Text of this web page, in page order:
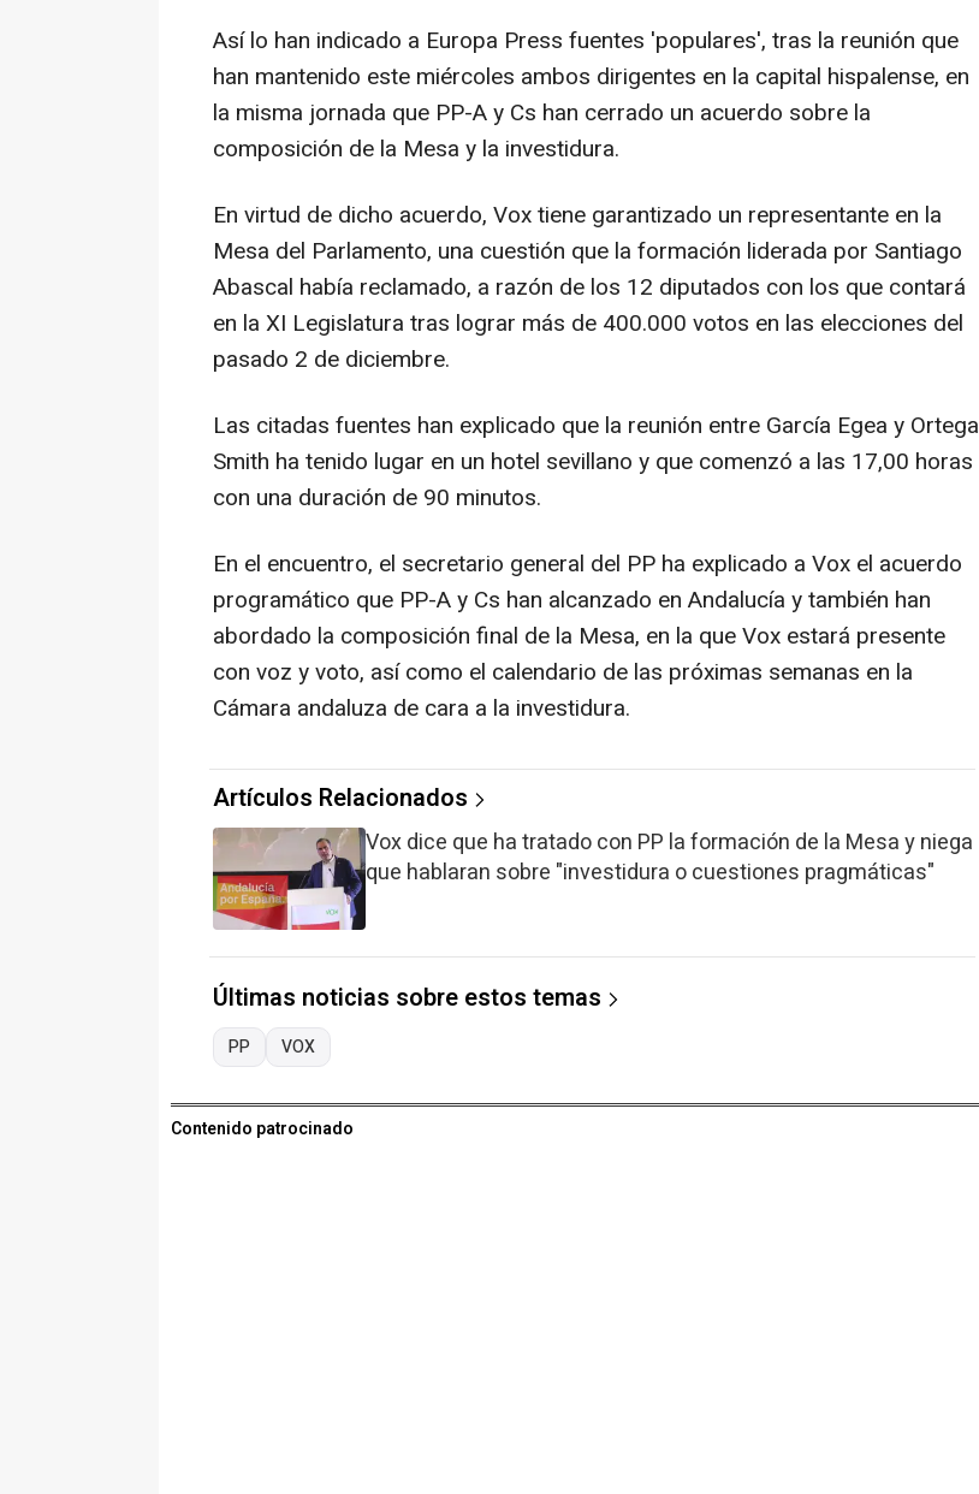
Así lo han indicado a Europa Press fuentes 'populares', tras la reunión que
han mantenido este miércoles ambos dirigentes en la capital hispalense, en
la misma jornada que PP-A y Cs han cerrado un acuerdo sobre la
composición de la Mesa y la investidura.
En virtud de dicho acuerdo, Vox tiene garantizado un representante en la
Mesa del Parlamento, una cuestión que la formación liderada por Santiago
Abascal había reclamado, a razón de los 12 diputados con los que contará
en la XI Legislatura tras lograr más de 400.000 votos en las elecciones del
pasado 2 de diciembre.
Las citadas fuentes han explicado que la reunión entre García Egea y Ortega
Smith ha tenido lugar en un hotel sevillano y que comenzó a las 17,00 horas
con una duración de 90 minutos.
En el encuentro, el secretario general del PP ha explicado a Vox el acuerdo
programático que PP-A y Cs han alcanzado en Andalucía y también han
abordado la composición final de la Mesa, en la que Vox estará presente
con voz y voto, así como el calendario de las próximas semanas en la
Cámara andaluza de cara a la investidura.
Artículos Relacionados
Vox dice que ha tratado con PP la formación de la Mesa y niega
que hablaran sobre "investidura o cuestiones pragmáticas"
Últimas noticias sobre estos temas
PP VOX
Contenido patrocinado